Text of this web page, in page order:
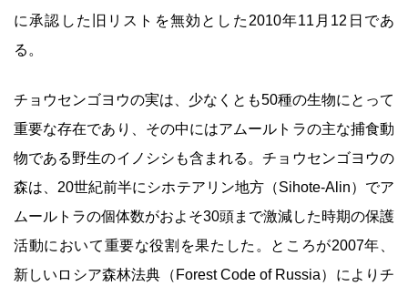
に承認した旧リストを無効とした2010年11月12日であ
る。
チョウセンゴヨウの実は、少なくとも50種の生物にとって
重要な存在であり、その中にはアムールトラの主な捕食動
物である野生のイノシシも含まれる。チョウセンゴヨウの
森は、20世紀前半にシホテアリン地方（Sihote-Alin）でア
ムールトラの個体数がおよそ30頭まで激減した時期の保護
活動において重要な役割を果たした。ところが2007年、
新しいロシア森林法典（Forest Code of Russia）によりチ